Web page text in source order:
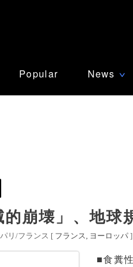
Popular News ∨
的崩壊」、地球
リ/フランス [ フランス ヨーロッパ ]
■食糞